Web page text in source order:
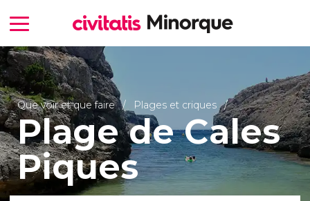
Que voir et que faire Plages et criques
Plage de Cales
Piques